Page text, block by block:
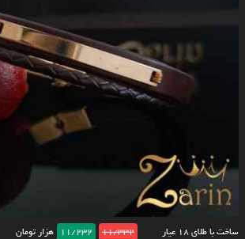
ساخت با طلای ۱۸ عیار 11/332
11/232 هزار تومان